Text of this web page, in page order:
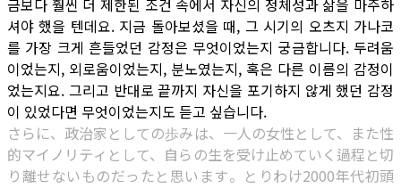
금보다 훨씬 더 제한된 조건 속에서 자신의 정체성과 삶을 마주하
셔야 했을 텐데요. 지금 돌아보셨을 때, 그 시기의 오츠지 가나코
를 가장 크게 흔들었던 감정은 무엇이었는지 궁금합니다. 두려움
이었는지, 외로움이었는지, 분노였는지, 혹은 다른 이름의 감정이
었는지요. 그리고 반대로 끝까지 자신을 포기하지 않게 했던 감정
이 있었다면 무엇이었는지도 듣고 싶습니다.
さらに、政治家としての歩みは、一人の女性として、また性
的マイノリティとして、自らの生を受け止めていく過程と切
り離せないものだったと思います。とりわけ2000年代初頭